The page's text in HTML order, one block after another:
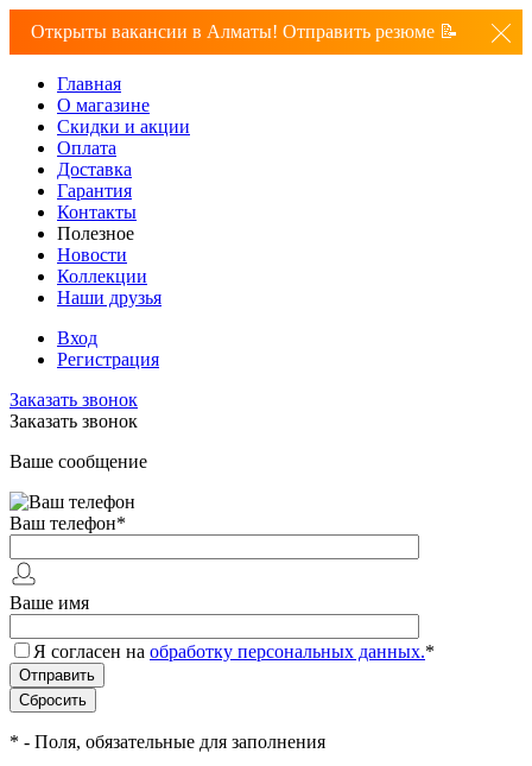
Открыты вакансии в Алматы! Отправить резюме 📝
Главная
О магазине
Скидки и акции
Оплата
Доставка
Гарантия
Контакты
Полезное
Новости
Коллекции
Наши друзья
Вход
Регистрация
Заказать звонок
Заказать звонок
Ваше сообщение
Ваш телефон*
Ваше имя
Я согласен на обработку персональных данных.*
* - Поля, обязательные для заполнения